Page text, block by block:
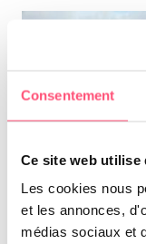
Consentement
Ce site web utilise
Les cookies nous
et les annonces,
médias sociaux et